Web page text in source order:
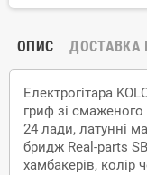
ОПИС ДОСТАВКА
Електрогітара
гриф зі
24 лади, латунні
бридж Real-parts
хамбакерів, колір